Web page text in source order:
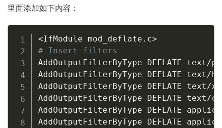
里面添加如下内容：
<IfModule mod_deflate.c>
# Insert filters
AddOutputFilterByType DEFLATE text/
AddOutputFilterByType DEFLATE text/
AddOutputFilterByType DEFLATE text/
AddOutputFilterByType DEFLATE text/
AddOutputFilterByType DEFLATE
AddOutputFilterByType DEFLATE